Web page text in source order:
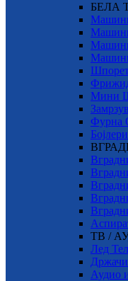
БЕЛА
Мини
Фурна
Бојлери
ТВ /
Лед
Држачи
Аудио